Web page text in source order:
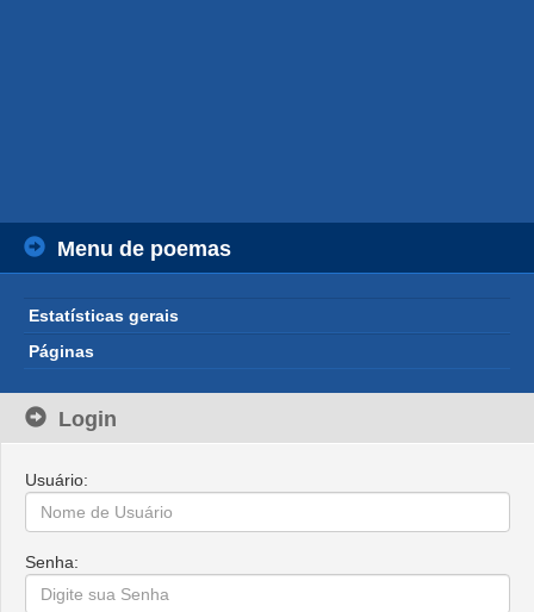
Menu de poemas
Estatísticas gerais
Páginas
Login
Usuário:
Senha: